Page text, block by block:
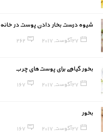
شیوه درست بخار دادن پوست در خانه
27 آگوست, 2017 262
بخور گیاهی برای پوست‌های چرب
27 آگوست, 2017 167
بخور
27 آگوست, 2017 167